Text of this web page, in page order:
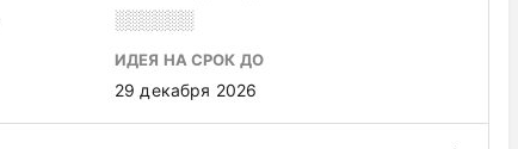
░░░░░░
ИДЕЯ НА СРОК ДО
29 декабря 2026